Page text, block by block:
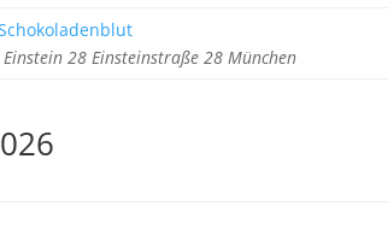
28 Einsteinstraße 28 München